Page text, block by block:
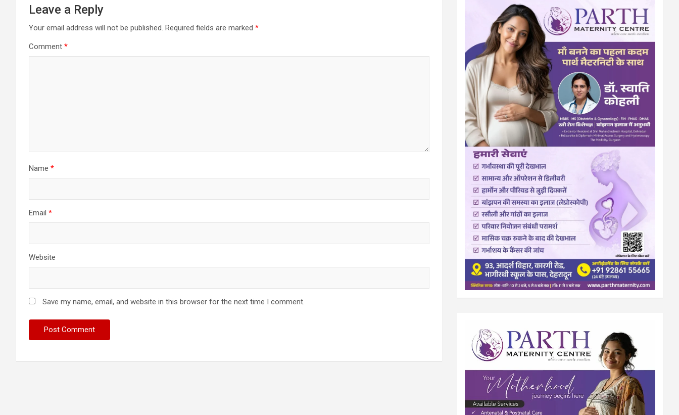
Leave a Reply
Your email address will not be published. Required fields are marked *
Comment *
Name *
Email *
Website
Save my name, email, and website in this browser for the next time I comment.